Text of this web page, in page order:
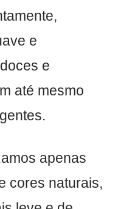
e
e
até mesmo
apenas
cores naturais,